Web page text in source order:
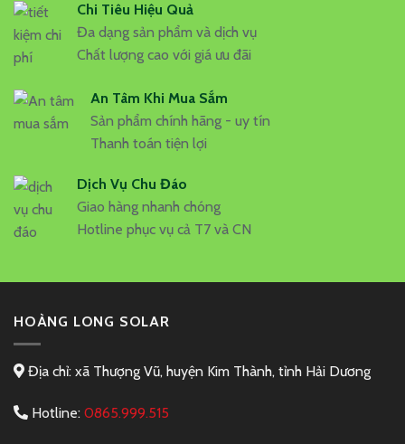
Chi Tiêu Hiệu Quả
Đa dạng sản phẩm và dịch vụ
Chất lượng cao với giá ưu đãi
An Tâm Khi Mua Sắm
Sản phẩm chính hãng - uy tín
Thanh toán tiện lợi
Dịch Vụ Chu Đáo
Giao hàng nhanh chóng
Hotline phục vụ cả T7 và CN
HOÀNG LONG SOLAR
Địa chỉ: xã Thượng Vũ, huyện Kim Thành, tỉnh Hải Dương
Hotline: 0865.999.515